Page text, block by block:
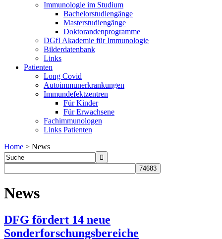
Immunologie im Studium
Bachelorstudiengänge
Masterstudiengänge
Doktorandenprogramme
DGfI Akademie für Immunologie
Bilderdatenbank
Links
Patienten
Long Covid
Autoimmunerkrankungen
Immundefektzentren
Für Kinder
Für Erwachsene
Fachimmunologen
Links Patienten
Home > News
News
DFG fördert 14 neue
Sonderforschungsbereiche